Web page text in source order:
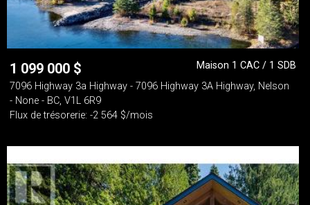
1 099 000 $
Maison 1 CAC / 1 SDB
7096 Highway 3a Highway - 7096 Highway 3A Highway, Nelson
- None - BC, V1L 6R9
Flux de trésorerie: -2 564 $/mois